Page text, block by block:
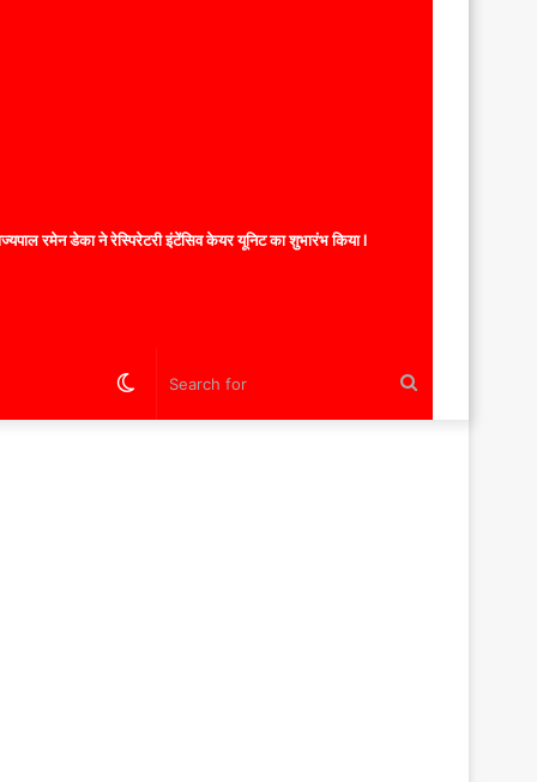
रमेन डेका ने रेस्पिरेटरी इंटेंसिव केयर यूनिट का शुभारंभ किया l
Switch